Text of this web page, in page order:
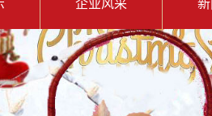
企业风采